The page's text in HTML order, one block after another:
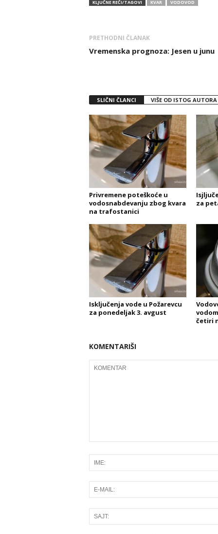
KLJUČNE REČI/TAGOVI
KVAR VODOVOD
PRETHODNI ČLANAK
Vremenska prognoza: Jesen u junu
SLIČNI ČLANCI VIŠE OD ISTOG AUTORA
Privremene poteškoće u
vodosnabdevanju zbog kvara
na trafostanici
za
Isključenja vode u Požarevcu
za ponedeljak 3. avgust
četiri
KOMENTARIŠI